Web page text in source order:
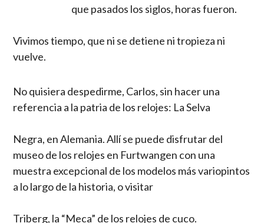
que pasados los siglos, horas fueron.
Vivimos tiempo, que ni se detiene ni tropieza ni
vuelve.
No quisiera despedirme, Carlos, sin hacer una
referencia a la patria de los relojes: La Selva
Negra, en Alemania. Allí se puede disfrutar del
museo de los relojes en Furtwangen con una
muestra excepcional de los modelos más variopintos
a lo largo de la historia, o visitar
Triberg, la “Meca” de los relojes de cuco.